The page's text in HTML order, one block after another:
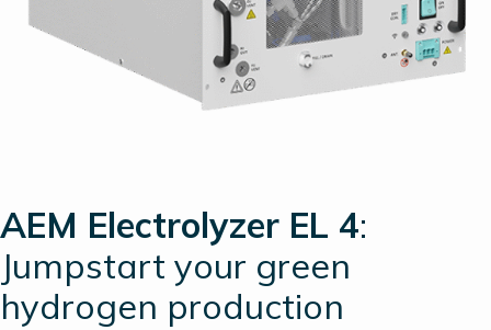
AEM Electrolyzer EL 4:
Jumpstart your green
hydrogen production